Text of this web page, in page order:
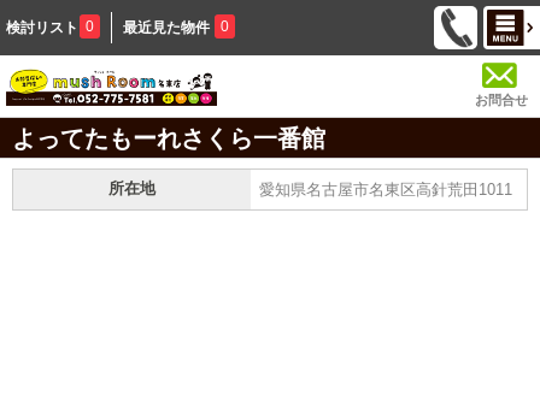
検討リスト 0 最近見た物件 0
お問合せ
よってたもーれさくら一番館
所在地 愛知県名古屋市名東区高針荒田1011